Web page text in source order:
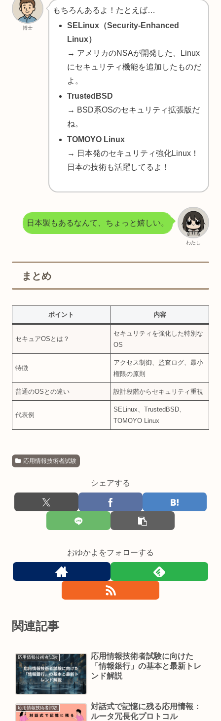
博士
もちろんあるよ！たとえば…
SELinux（Security-Enhanced
Linux）
→ アメリカのNSAが開発した、Linux
にセキュリティ機能を追加したものだ
よ。
TrustedBSD
→ BSD系OSのセキュリティ拡張版だ
ね。
TOMOYO Linux
→ 日本発のセキュリティ強化Linux！
日本の技術も活躍してるよ！
わたし
日本製もあるなんて、ちょっと嬉しい。
まとめ
ポイント 内容
セキュアOSとは？
セキュリティを強化した特別な
OS
特徴
アクセス制御、監査ログ、最小
権限の原則
普通のOSとの違い 設計段階からセキュリティ重視
代表例
SELinux、TrustedBSD、
TOMOYO Linux
応用情報技術者試験
シェアする
おゆかよをフォローする
関連記事
応用情報技術者試験
応用情報技術者試験に向けた
「情報銀行」の基本と最新トレ
ンド解説
応用情報技術者試験
対話式で記憶に残る応用情報：
ルータ冗長化プロトコル